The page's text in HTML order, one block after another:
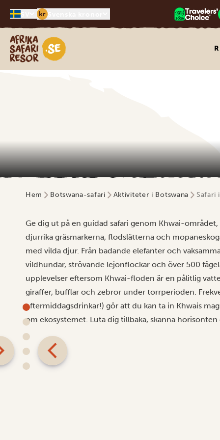
kr
Safari-resor i Afrika
Hem Botswana-safari Aktiviteter i Botswana Safari
Ge dig ut på en guidad safari genom Khwai-
djurrika gräsmarkerna, flodslätterna och
med vilda djur. Från badande elefanter och
vildhundar, strövande lejonflockar och över 500
upplevelser eftersom Khwai-floden är en pålitlig
giraffer, bufflar och zebror under torrperioden.
eftermiddagsdrinkar!) gör att du kan ta in Khwais
om ekosystemet. Luta dig tillbaka, skanna